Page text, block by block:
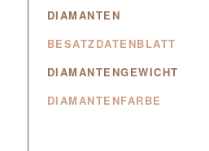
DIAMANTEN
BESATZDATENBLATT
DIAMANTENGEWICHT
DIAMANTENFARBE